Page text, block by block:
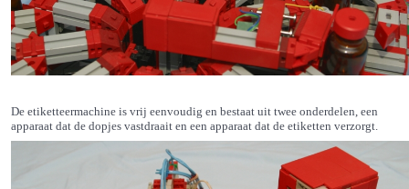
De etiketteermachine is vrij eenvoudig en bestaat uit twee onderdelen, een
apparaat dat de dopjes vastdraait en een apparaat dat de etiketten verzorgt.